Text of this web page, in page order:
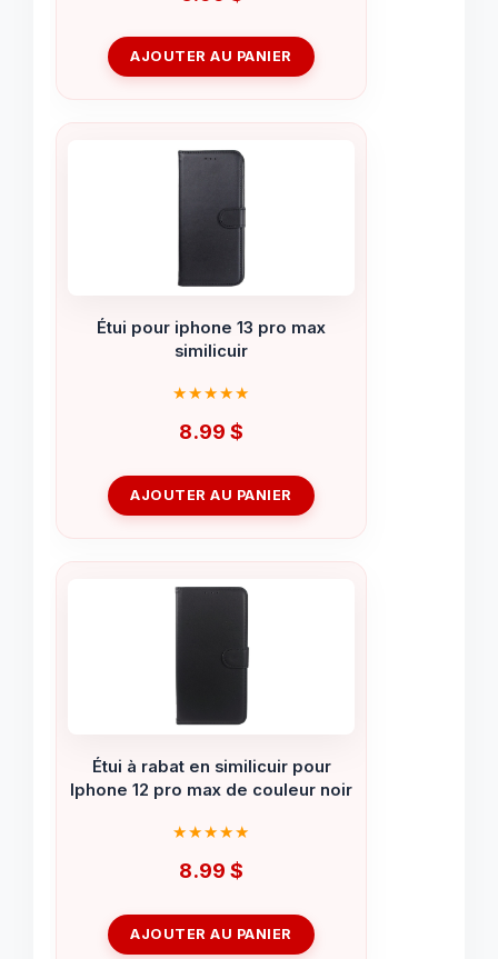
AJOUTER AU PANIER
Étui pour iphone 13 pro max
similicuir
8.99 $
AJOUTER AU PANIER
Étui à rabat en similicuir pour
Iphone 12 pro max de couleur noir
8.99 $
AJOUTER AU PANIER